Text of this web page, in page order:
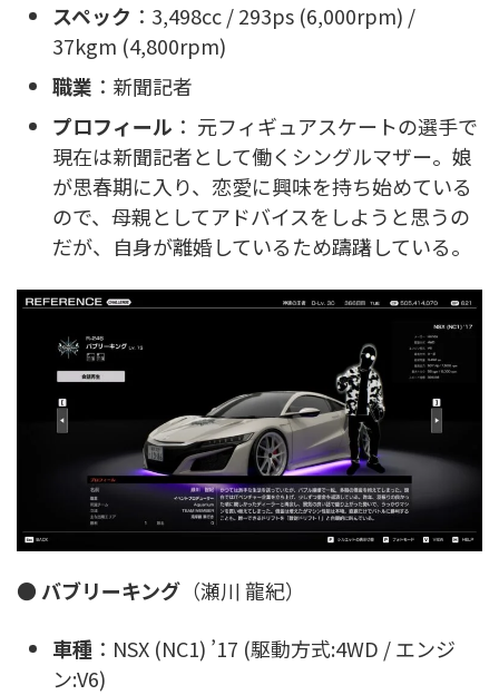
スペック ：3,498cc / 293ps (6,000rpm) /
37kgm (4,800rpm)
職業 ：新聞記者
プロフィール ： 元フィギュアスケートの選手で
現在は新聞記者として働くシングルマザー。娘
が思春期に入り、恋愛に興味を持ち始めている
ので、母親としてアドバイスをしようと思うの
だが、自身が離婚しているため躊躇している。
● バブリーキング （瀬川 龍紀）
車種 ：NSX (NC1) ’17 (駆動方式:4WD / エンジ
ン:V6)